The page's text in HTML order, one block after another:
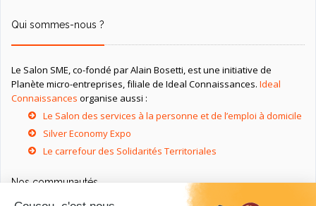
Qui sommes-nous ?
Le Salon SME, co-fondé par Alain Bosetti, est une initiative de
Planète micro-entreprises, filiale de Ideal Connaissances. Ideal
Connaissances organise aussi :
Le Salon des services à la personne et de l’emploi à domicile
Silver Economy Expo
Le carrefour des Solidarités Territoriales
Nos communautés